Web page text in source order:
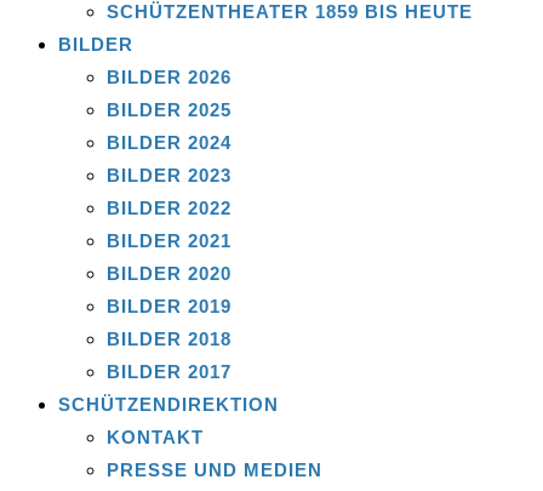
SCHÜTZENTHEATER 1859 BIS HEUTE
BILDER
BILDER 2026
BILDER 2025
BILDER 2024
BILDER 2023
BILDER 2022
BILDER 2021
BILDER 2020
BILDER 2019
BILDER 2018
BILDER 2017
SCHÜTZENDIREKTION
KONTAKT
PRESSE UND MEDIEN